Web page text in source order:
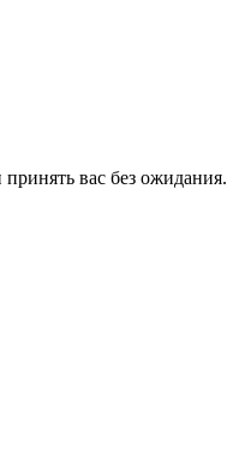
вас без ожидания.